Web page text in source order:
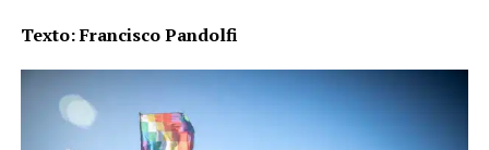
Texto: Francisco Pandolfi